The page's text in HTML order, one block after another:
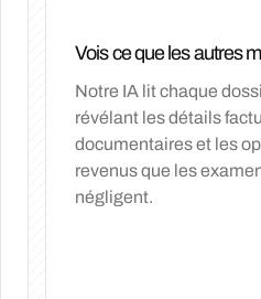
Vois ce que les autres
Notre IA lit chaque
révélant les détails
documentaires et les
revenus que les
négligent.